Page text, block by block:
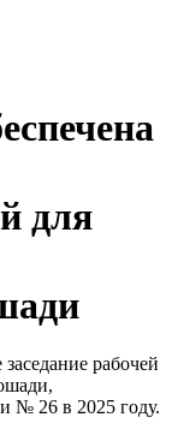
для
рабочей
№ 26 в 2025 году.